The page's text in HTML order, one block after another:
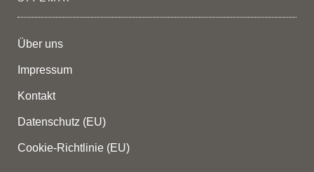
Über uns
Impressum
Kontakt
Datenschutz (EU)
Cookie-Richtlinie (EU)